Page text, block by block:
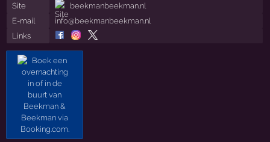
Site
beekmanbeekman.nl
E-mail
info@beekmanbeekman.nl
Links